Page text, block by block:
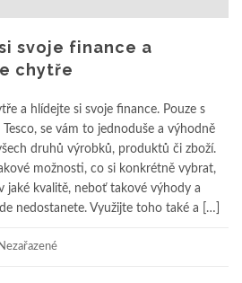
svoje finance a
chytře
a hlídejte si svoje finance. Pouze s
Tesco, se vám to jednoduše a výhodně
druhů výrobků, produktů či zboží.
možnosti, co si konkrétně vybrat,
jaké kvalitě, neboť takové výhody a
nedostanete. Využijte toho také a […]